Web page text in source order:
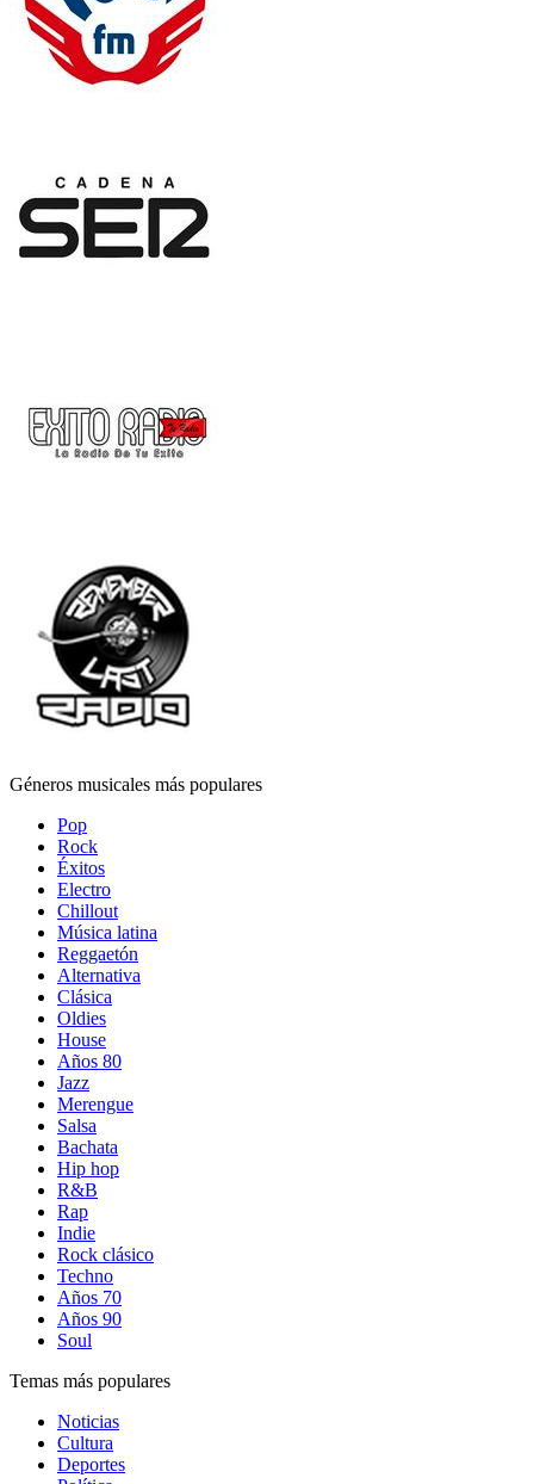
Géneros musicales más populares
Pop
Rock
Éxitos
Electro
Chillout
Música latina
Reggaetón
Alternativa
Clásica
Oldies
House
Años 80
Jazz
Merengue
Salsa
Bachata
Hip hop
R&B
Rap
Indie
Rock clásico
Techno
Años 70
Años 90
Soul
Temas más populares
Noticias
Cultura
Deportes